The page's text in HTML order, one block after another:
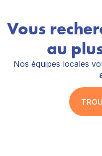
Vous
au
Nos équipes locales